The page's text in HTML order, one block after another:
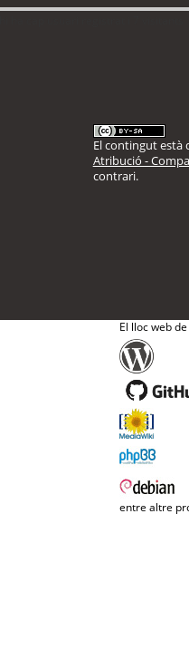
El contingut està
Atribució -
contrari.
El lloc web
entre altre